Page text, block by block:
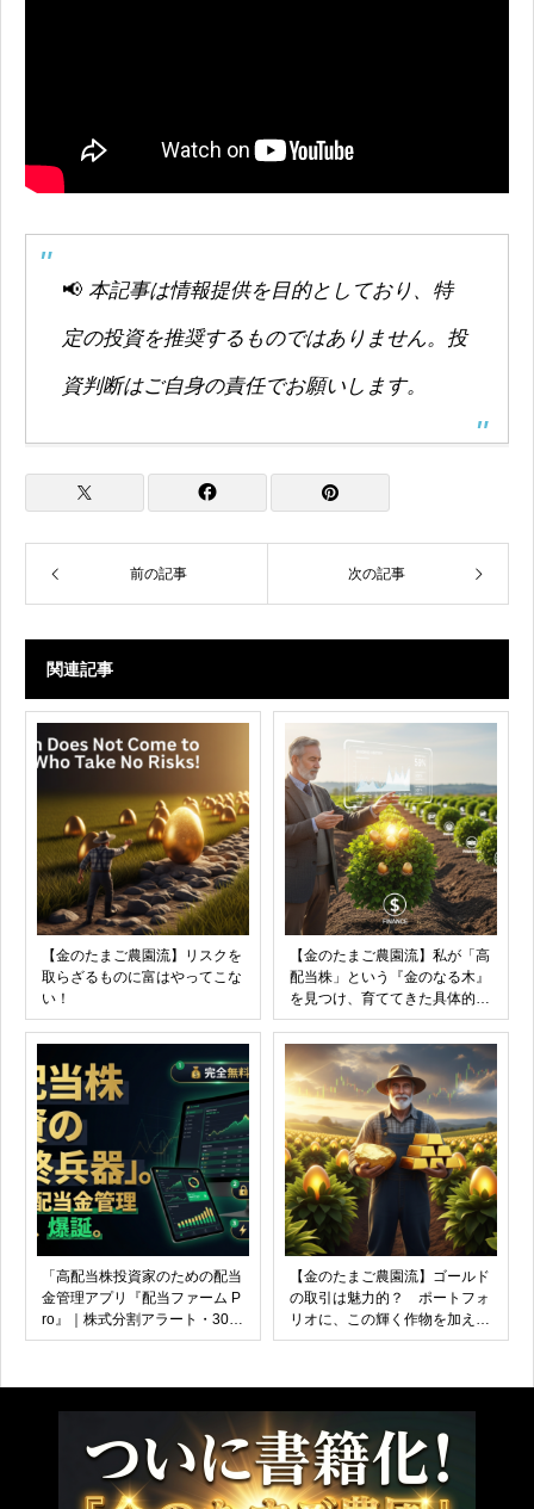
📢 本記事は情報提供を目的としており、特
定の投資を推奨するものではありません。投
資判断はご自身の責任でお願いします。
前の記事 次の記事
関連記事
【金のたまご農園流】リスクを
取らざるものに富はやってこな
い！
【金のたまご農園流】私が「高
配当株」という『金のなる木』
を見つけ、育ててきた具体的な
方法！
「高配当株投資家のための配当
金管理アプリ『配当ファーム P
ro』｜株式分割アラート・30年
シミュレーター搭載」
【金のたまご農園流】ゴールド
の取引は魅力的？ ポートフォ
リオに、この輝く作物を加える
べきかどうか